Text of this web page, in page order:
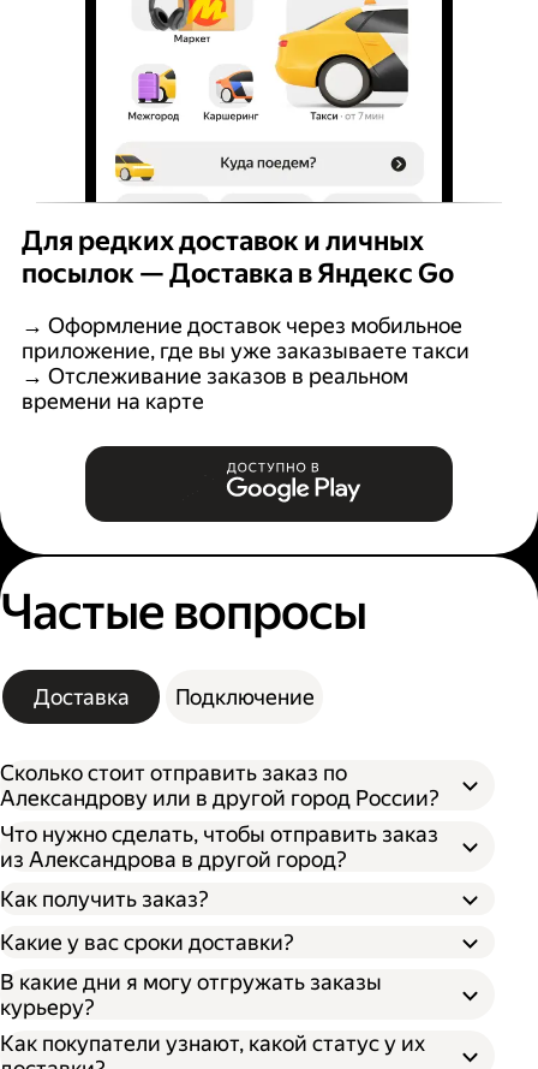
Для редких доставок и личных
посылок — Доставка в Яндекс Go
→ Оформление доставок через мобильное
приложение, где вы уже заказываете такси
→ Отслеживание заказов в реальном
времени на карте
Частые вопросы
Доставка Подключение
Сколько стоит отправить заказ по
Александрову или в другой город России?
Откройте кабинет для бизнеса;
Укажите, откуда забрать заказ и куда его
Что нужно сделать, чтобы отправить заказ
из Александрова в другой город?
Как получить заказ?
По штрихкоду. Покажите штрихкод
сотруднику, отсканировав его, он отдаст
Какие у вас сроки доставки?
В какие дни я могу отгружать заказы
курьеру?
Как покупатели узнают, какой статус у их